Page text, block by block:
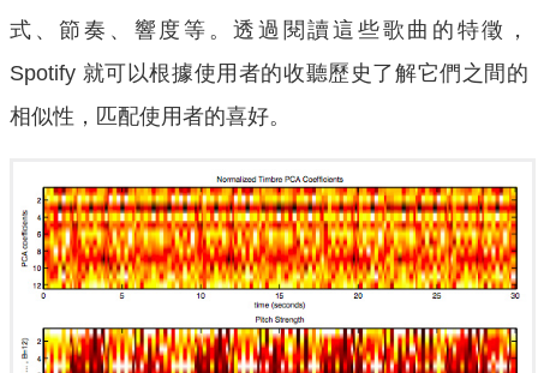
式、節奏、響度等。透過閱讀這些歌曲的特徵，
Spotify 就可以根據使用者的收聽歷史了解它們之間的
相似性，匹配使用者的喜好。